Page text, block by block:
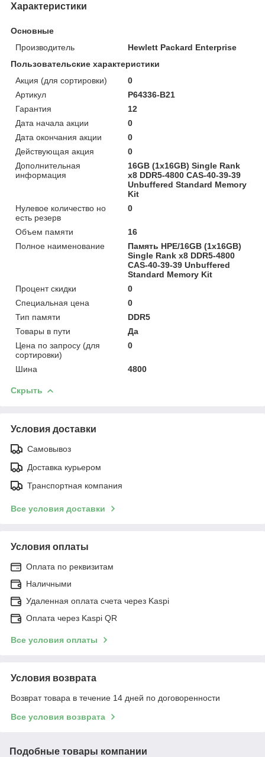
Характеристики
Основные
Производитель
Hewlett Packard Enterprise
Пользовательские характеристики
Акция (для сортировки)
0
Артикул
P64336-B21
Гарантия
12
Дата начала акции
0
Дата окончания акции
0
Действующая акция
0
Дополнительная
информация
16GB (1x16GB) Single Rank
x8 DDR5-4800 CAS-40-39-39
Unbuffered Standard Memory
Kit
Нулевое количество но
есть резерв
0
Объем памяти
16
Полное наименование
Память HPE/16GB (1x16GB)
Single Rank x8 DDR5-4800
CAS-40-39-39 Unbuffered
Standard Memory Kit
Процент скидки
0
Специальная цена
0
Тип памяти
DDR5
Товары в пути
Да
Цена по запросу (для
сортировки)
0
Шина 4800
Скрыть
Условия доставки
Самовывоз
Доставка курьером
Транспортная компания
Все условия доставки
Условия оплаты
Оплата по реквизитам
Наличными
Удаленная оплата счета через Kaspi
Оплата через Kaspi QR
Все условия оплаты
Условия возврата
Возврат товара в течение 14 дней по договоренности
Все условия возврата
Подобные товары компании